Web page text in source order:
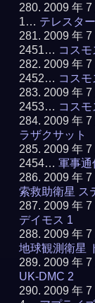
2009 年
1… テレスタ
2009 年
2451… コス
2009 年
2452… コス
2009 年
2453… コス
2009 年
ラザクサット
2009 年
2454…軍事通
2009 年
索救助衛星 ス
2009 年
デイモス 1
2009 年
地球観測衛星
2009 年
UK-DMC 2
2009 年